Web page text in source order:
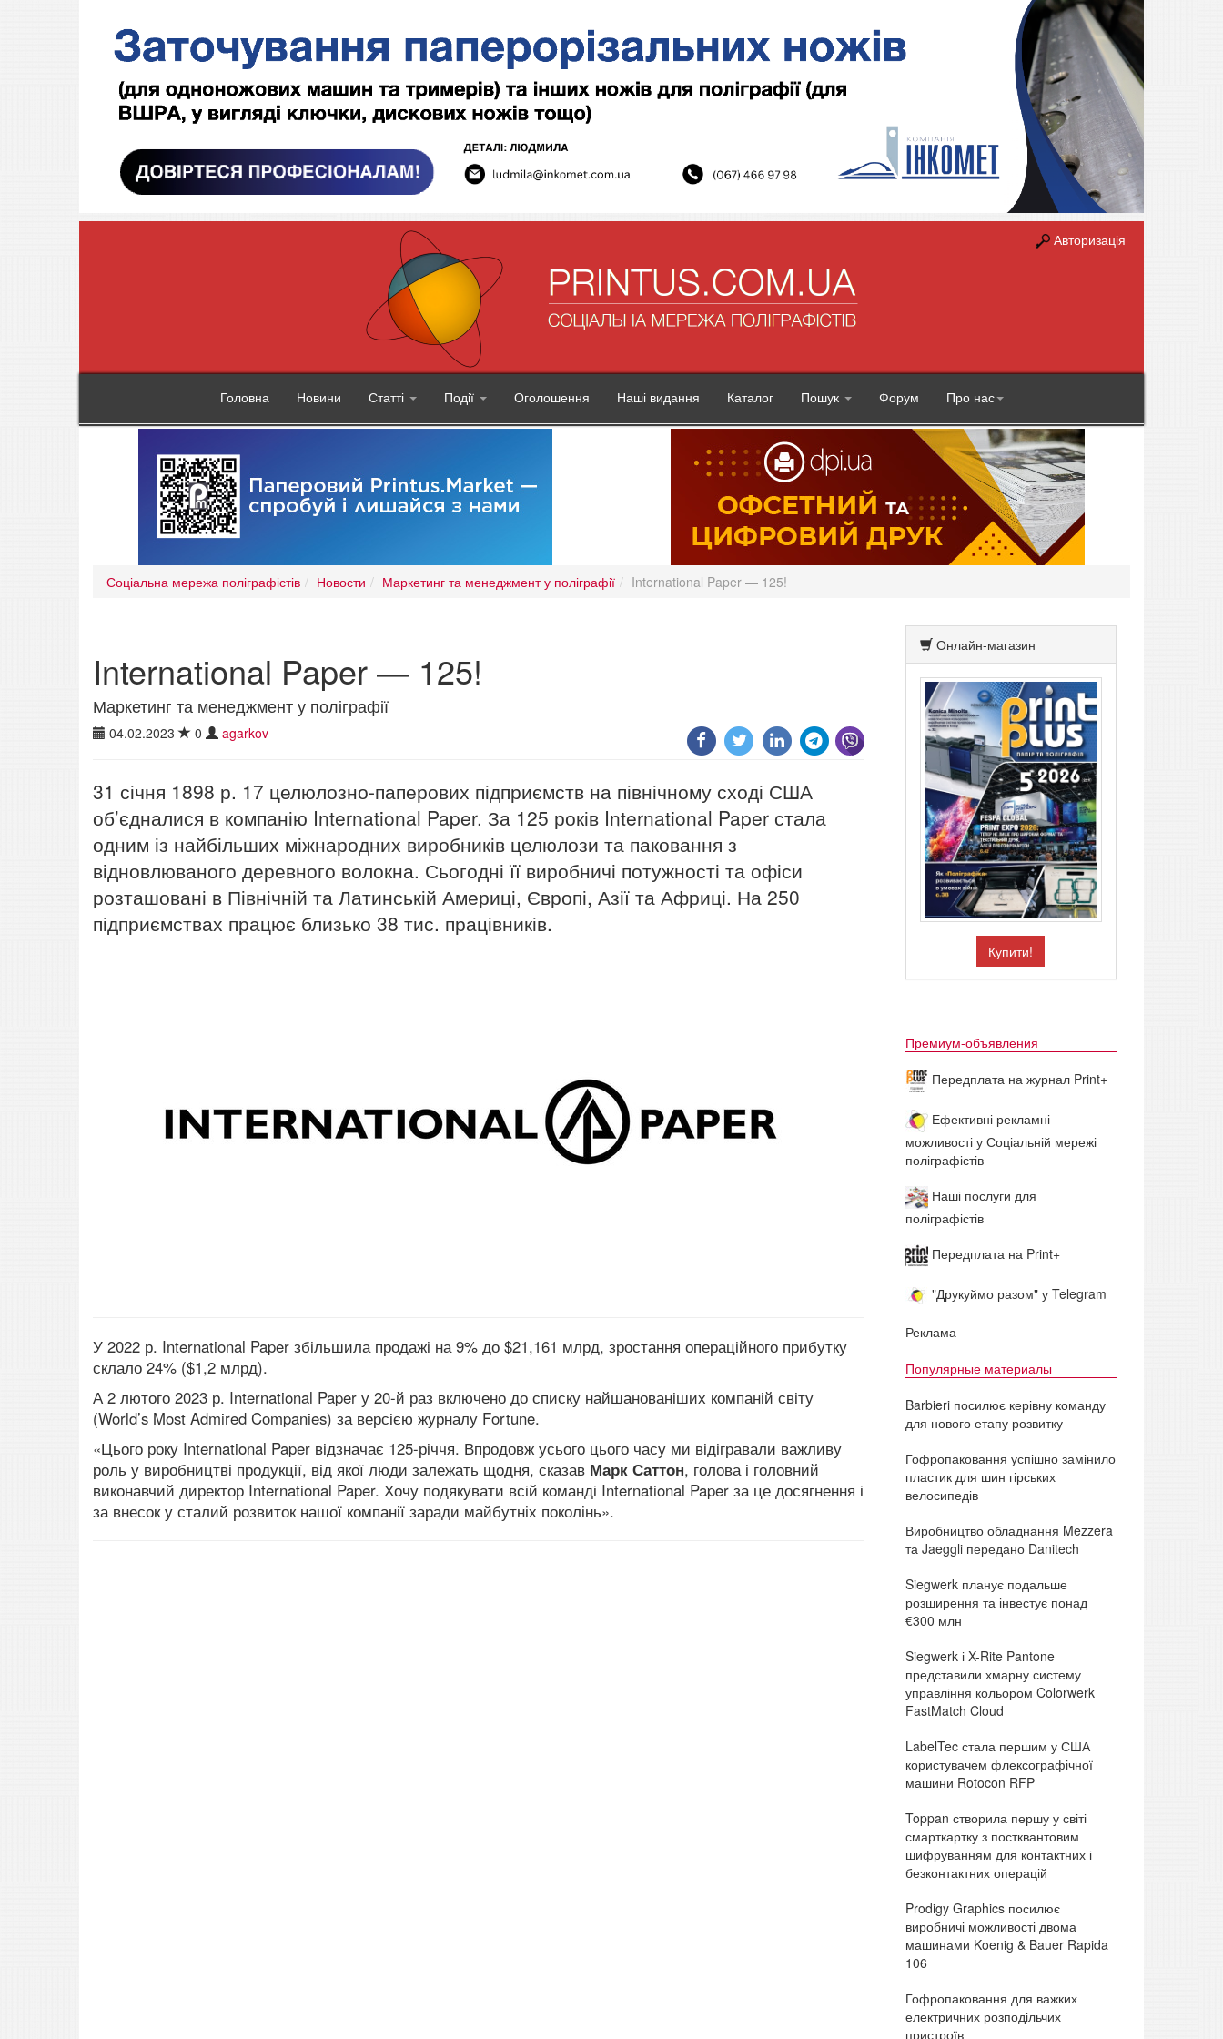
Авторизація
Головна Новини Статті Події Оголошення Наші видання Каталог Пошук Форум Про нас
Соціальна мережа поліграфістів Новости Маркетинг та менеджмент у поліграфії International Paper — 125!
International Paper — 125!
Маркетинг та менеджмент у поліграфії
04.02.2023 0 agarkov
31 січня 1898 р. 17 целюлозно-паперових підприємств на північному сході США
об’єдналися в компанію International Paper. За 125 років International Paper стала
одним із найбільших міжнародних виробників целюлози та паковання з
відновлюваного деревного волокна. Сьогодні її виробничі потужності та офіси
розташовані в Північній та Латинській Америці, Європі, Азії та Африці. На 250
підприємствах працює близько 38 тис. працівників.
У 2022 р. International Paper збільшила продажі на 9% до $21,161 млрд, зростання операційного прибутку
склало 24% ($1,2 млрд).
А 2 лютого 2023 р. International Paper у 20-й раз включено до списку найшанованіших компаній світу
(World’s Most Admired Companies) за версією журналу Fortune.
«Цього року International Paper відзначає 125-річчя. Впродовж усього цього часу ми відігравали важливу
роль у виробництві продукції, від якої люди залежать щодня, сказав Марк Саттон, голова і головний
виконавчий директор International Paper. Хочу подякувати всій команді International Paper за це досягнення і
за внесок у сталий розвиток нашої компанії заради майбутніх поколінь».
Онлайн-магазин
Купити!
Премиум-объявления
Передплата на журнал Print+
Ефективні рекламні
можливості у Соціальній мережі
поліграфістів
Наші послуги для
поліграфістів
Передплата на Print+
"Друкуймо разом" у Telegram
Реклама
Популярные материалы
Barbieri посилює керівну команду
для нового етапу розвитку
Гофропаковання успішно замінило
пластик для шин гірських
велосипедів
Виробництво обладнання Mezzera
та Jaeggli передано Danitech
Siegwerk планує подальше
розширення та інвестує понад
€300 млн
Siegwerk і X-Rite Pantone
представили хмарну систему
управління кольором Colorwerk
FastMatch Cloud
LabelTec стала першим у США
користувачем флексографічної
машини Rotocon RFP
Toppan створила першу у світі
смарткартку з постквантовим
шифруванням для контактних і
безконтактних операцій
Prodigy Graphics посилює
виробничі можливості двома
машинами Koenig & Bauer Rapida
106
Гофропаковання для важких
електричних розподільчих
пристроїв